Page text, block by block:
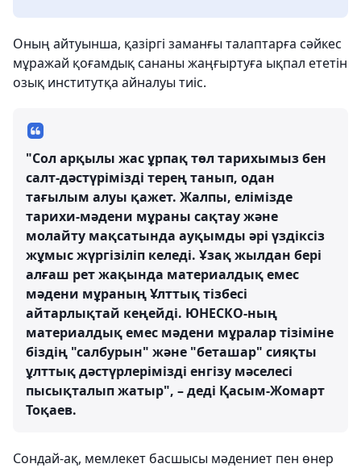
Оның айтуынша, қазіргі заманғы талаптарға сәйкес
мұражай қоғамдық сананы жаңғыртуға ықпал ететін
озық институтқа айналуы тиіс.
"Сол арқылы жас ұрпақ төл тарихымыз бен
салт-дәстүрімізді терең танып, одан
тағылым алуы қажет. Жалпы, елімізде
тарихи-мәдени мұраны сақтау және
молайту мақсатында ауқымды әрі үздіксіз
жұмыс жүргізіліп келеді. Ұзақ жылдан бері
алғаш рет жақында материалдық емес
мәдени мұраның Ұлттық тізбесі
айтарлықтай кеңейді. ЮНЕСКО-ның
материалдық емес мәдени мұралар тізіміне
біздің "салбурын" және "беташар" сияқты
ұлттық дәстүрлерімізді енгізу мәселесі
пысықталып жатыр", – деді Қасым-Жомарт
Тоқаев.
Сондай-ақ, мемлекет басшысы мәдениет пен өнер